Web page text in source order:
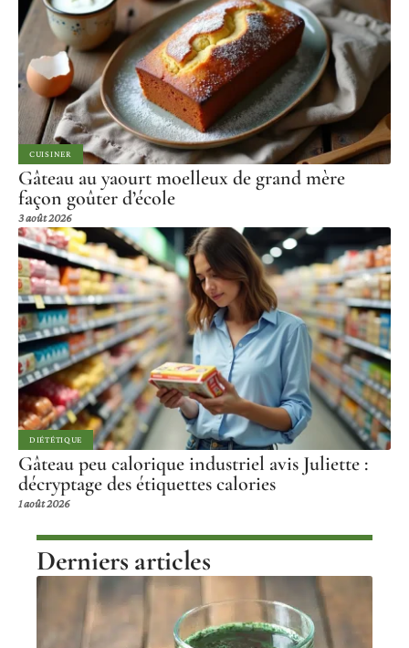
CUISINER
Gâteau au yaourt moelleux de grand mère
façon goûter d’école
3 août 2026
DIÉTÉTIQUE
Gâteau peu calorique industriel avis Juliette :
décryptage des étiquettes calories
1 août 2026
Derniers articles